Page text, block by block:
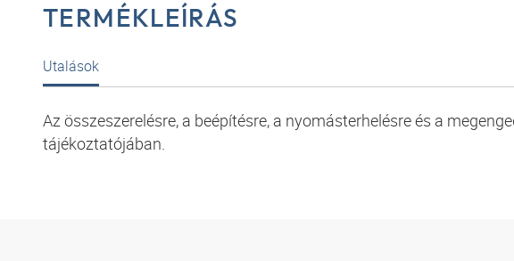
TERMÉKLEÍRÁS
Utalások
Az összeszerelésre, a beépítésre, a nyomásterhelésre és a
tájékoztatójában.